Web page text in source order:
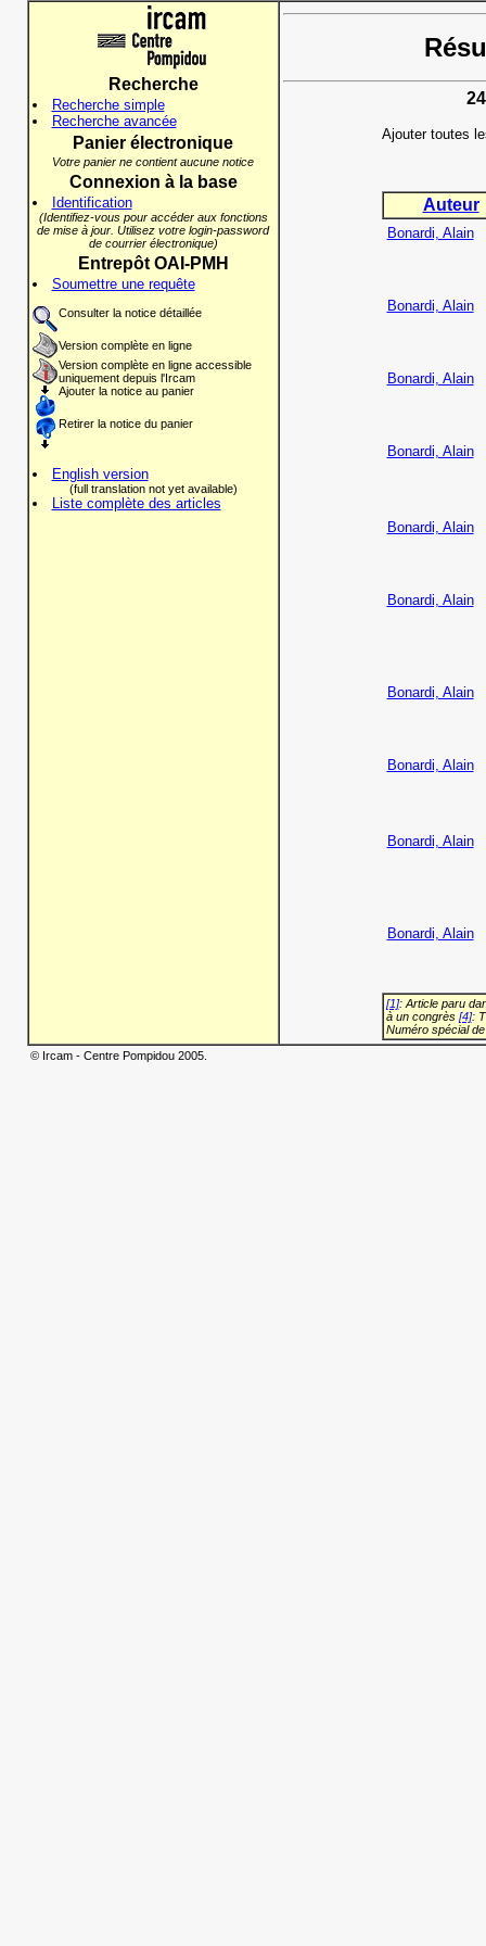
Recherche
Recherche simple
Recherche avancée
Panier électronique
Votre panier ne contient aucune notice
Connexion à la base
Identification
(Identifiez-vous pour accéder aux fonctions
de mise à jour. Utilisez votre login-password
de courrier électronique)
Entrepôt OAI-PMH
Soumettre une requête
Consulter la notice détaillée
Version complète en ligne
Version complète en ligne accessible
uniquement depuis l'Ircam
Ajouter la notice au panier
Retirer la notice du panier
English version
(full translation not yet available)
Liste complète des articles
Ajouter toutes
Auteur
Bonardi, Alain
Bonardi, Alain
Bonardi, Alain
Bonardi, Alain
Bonardi, Alain
Bonardi, Alain
Bonardi, Alain
Bonardi, Alain
Bonardi, Alain
Bonardi, Alain
[1]: Article paru
à un congrès [4]:
Numéro spécial
© Ircam - Centre Pompidou 2005.